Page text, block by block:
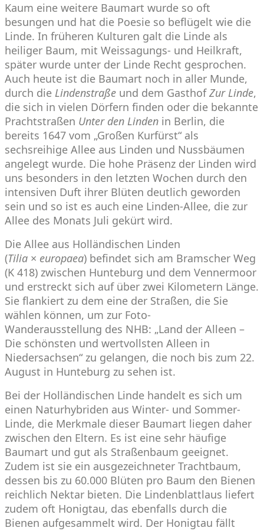
Kaum eine weitere Baumart wurde so oft
besungen und hat die Poesie so beflügelt wie die
Linde. In früheren Kulturen galt die Linde als
heiliger Baum, mit Weissagungs- und Heilkraft,
später wurde unter der Linde Recht gesprochen.
Auch heute ist die Baumart noch in aller Munde,
durch die Lindenstraße und dem GasthofZur Linde,
die sich in vielen Dörfern finden oder die bekannte
Prachtstraßen Unter den Linden in Berlin, die
bereits 1647 vom „Großen Kurfürst“ als
sechsreihige Allee aus Linden und Nussbäumen
angelegt wurde. Die hohe Präsenz der Linden wird
uns besonders in den letzten Wochen durch den
intensiven Duft ihrer Blüten deutlich geworden
sein und so ist es auch eine Linden-Allee, die zur
Allee des Monats Juli gekürt wird.
Die Allee aus Holländischen Linden
(Tilia × europaea) befindet sich am Bramscher Weg
(K 418) zwischen Hunteburg und dem Vennermoor
und erstreckt sich auf über zwei Kilometern Länge.
Sie flankiert zu dem eine der Straßen, die Sie
wählen können, um zur Foto-
Wanderausstellung des NHB: „Land der Alleen –
Die schönsten und wertvollsten Alleen in
Niedersachsen“ zu gelangen, die noch bis zum 22.
August in Hunteburg zu sehen ist.
Bei der Holländischen Linde handelt es sich um
einen Naturhybriden aus Winter- und Sommer-
Linde, die Merkmale dieser Baumart liegen daher
zwischen den Eltern. Es ist eine sehr häufige
Baumart und gut als Straßenbaum geeignet.
Zudem ist sie ein ausgezeichneter Trachtbaum,
dessen bis zu 60.000 Blüten pro Baum den Bienen
reichlich Nektar bieten. Die Lindenblattlaus liefert
zudem oft Honigtau, das ebenfalls durch die
Bienen aufgesammelt wird. Der Honigtau fällt